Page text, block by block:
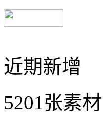
近期新增
5201张素材